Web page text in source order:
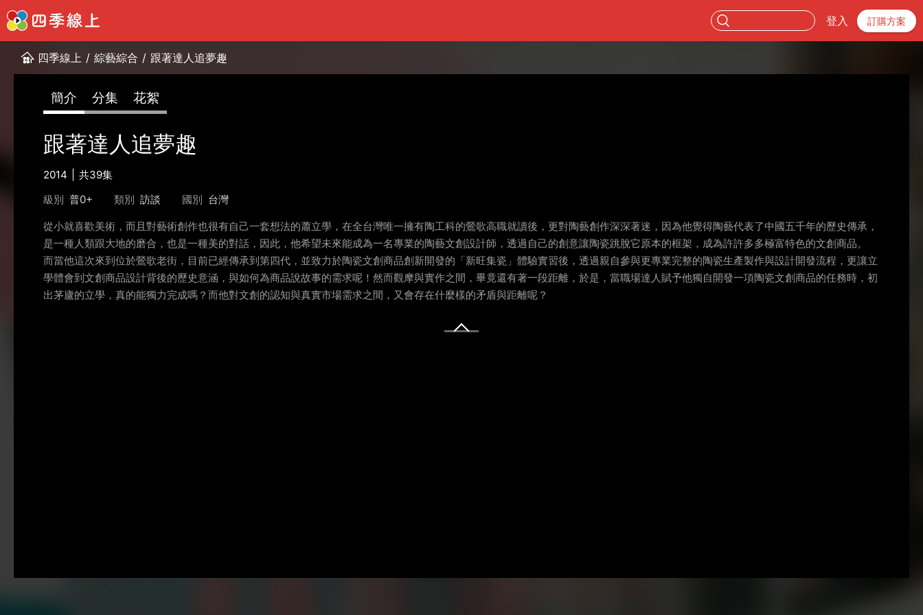
登入 訂購方案
四季線上 / 綜藝綜合 / 跟著達人追夢趣
簡介 分集 花絮
跟著達人追夢趣
2014
共39集
級別 普0+ 類別 訪談 國別 台灣
從小就喜歡美術，而且對藝術創作也很有自己一套想法的蕭立學，在全台灣唯一擁有陶工科的鶯歌高職就讀後，更對陶藝創作深深著迷，因為他覺得陶藝代表了中國五千年的歷史傳承，
是一種人類跟大地的磨合，也是一種美的對話，因此，他希望未來能成為一名專業的陶藝文創設計師，透過自己的創意讓陶瓷跳脫它原本的框架，成為許許多多極富特色的文創商品。
而當他這次來到位於鶯歌老街，目前已經傳承到第四代，並致力於陶瓷文創商品創新開發的「新旺集瓷」體驗實習後，透過親自參與更專業完整的陶瓷生產製作與設計開發流程，更讓立
學體會到文創商品設計背後的歷史意涵，與如何為商品說故事的需求呢！然而觀摩與實作之間，畢竟還有著一段距離，於是，當職場達人賦予他獨自開發一項陶瓷文創商品的任務時，初
出茅廬的立學，真的能獨力完成嗎？而他對文創的認知與真實市場需求之間，又會存在什麼樣的矛盾與距離呢？